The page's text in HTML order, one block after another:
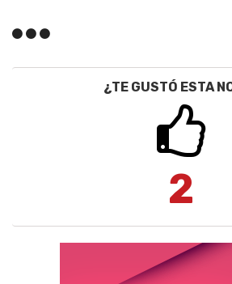
¿TE GUSTÓ ESTA
2